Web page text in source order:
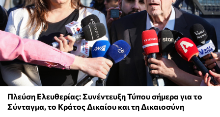
Πλεύση Ελευθερίας: Συνέντευξη Τύπου σήμερα για το
Σύνταγμα, το Κράτος Δικαίου και τη Δικαιοσύνη